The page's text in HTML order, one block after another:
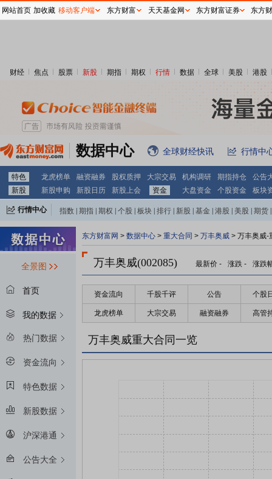
财经 焦点 股票 新股 期指 期权 行情 数据 全球 美股 港股
数据中心 全球财经快讯 行情中
特色 龙虎榜单 融资融券 股权质押 大宗交易 机构调研 期指持仓
公告
新股
新股申购 新股日历 新股上会 资金 大盘资金 个股资金 板块
行情中心 指数 期指 期权 个股 板块 排行 新股 基金 港股 美股 期货
全景图
首页
我的数据
热门数据
资金流向
特色数据
新股数据
沪深港通
公告大全
东方财富网 > 数据中心 > 重大合同 > 万丰奥威 > 万丰奥威-
万丰奥威(002085) 最新价 - 涨跌 - 涨跌
资金流向 千股千评 公告 个股
龙虎榜单 大宗交易 融资融券 高管
万丰奥威重大合同一览
网站首页 加收藏 移动客户端 东方财富 天天基金网 东方财富证券 东方